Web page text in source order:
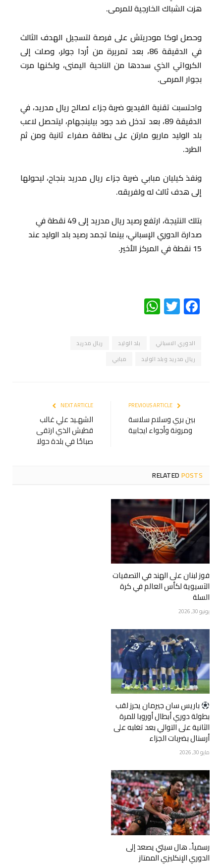
هزت الشباك الخارجية للمرمى.
وحصل لوكا مودريتش على فرصة لتسجيل الهدف الثالث
في الدقيقة 86، بعد تمريرة من أردا جولر، وصلت إلى
الكرواتي الذي سددها من الناحية اليمنى، ولكنها مرت
بجوار المرمى.
واحتسبت تقنية الفيديو ضربة جزاء لصالح ريال مدريد، في
الدقيقة 89، بعد تدخل ضد جود بيلينجهام، ليتحصل لاعب
بلد الوليد ماريو مارتن على بطاقة صفراء ثانية ومن ثم
الطرد.
ونفذ كيليان مبابي ضربة جزاء ريال مدريد بنجاح، ليحولها
إلى هدف ثالث له ولفريقه.
بتلك النتيجة، ارتفع رصيد ريال مدريد إلى 49 نقطة في
صدارة الدوري الإسباني، بينما تجمد رصيد بلد الوليد عند
15 نقطة في المركز الأخير.
Facebook
Twitter
WhatsApp
الدوري الاسباني بلد الوليد
ريال مدريد
ريال مدريد وبلد الوليد
مبابي
بين بري وسلام سلاسة
ومرونة وأجواء ايجابية
NEXT ARTICLE
الشهـيد علي غالب
قطيش الذي ارتقى
صباحًا في بلدة حولا
RELATEDPOSTS
فوز لبنان على الهند في التصفيات
الآسيوية لكأس العالم في كرة
السلة
يونيو 30, 2026
‏باريس سان جيرمان يحرز لقب
بطولة دوري أبطال أوروبا للمرة
الثانية على التوالي بعد تغلبه على
أرسنال بضربات الجزاء
مايو 30, 2026
رسمياً.. هال سيتي يصعد إلى
الدوري الإنكليزي الممتاز